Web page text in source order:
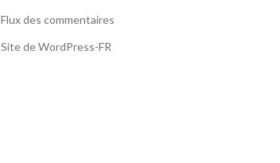
Flux des commentaires
Site de WordPress-FR